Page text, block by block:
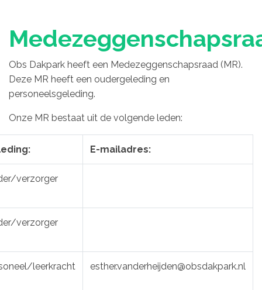
Obs Dakpark heeft een Medezeggenschapsraad (MR).
Deze MR heeft een oudergeleding en
personeelsgeleding.
Onze MR bestaat uit de volgende leden:
E-mailadres:
verzorger
verzorger
leerkracht esther.vanderheijden@obsdakpark.nl